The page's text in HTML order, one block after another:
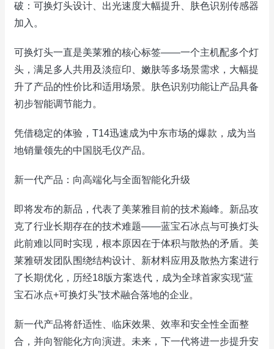
破：可换灯头设计、出光速度大幅提升、肤色识别传感器
加入。
可换灯头一直是美莱雅的核心标签——一个主机配多个灯
头，满足多人共用及淡痘印、嫩肤等多场景需求，大幅提
升了产品的性价比和适用场景。肤色识别功能让产品具备
初步智能调节能力。
凭借稳定的体验，T14迅速成为中东市场的爆款，成为当
地销量领先的中国脱毛仪产品。
新一代产品：向高端化与全面智能化升级
即将发布的新品，代表了美莱雅目前的技术巅峰。新品攻
克了行业长期存在的技术难题——蓝宝石冰点与可换灯头
此前难以同时实现，根本原因在于体积与散热的矛盾。美
莱雅研发团队围绕结构设计、新材料应用及散热方案进行
了长期优化，历经18版方案迭代，成为全球首家实现“蓝
宝石冰点+可换灯头”技术融合落地的企业。
新一代产品将舒适性、临床效果、效率和安全性全面整
合，并向智能化方向演进。未来，下一代将进一步提升安